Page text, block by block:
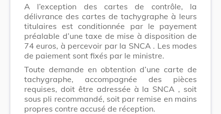
A l’exception des cartes de contrôle, la
délivrance des cartes de tachygraphe à leurs
titulaires est conditionnée par le payement
préalable d’une taxe de mise à disposition de
74 euros, à percevoir par la SNCA . Les modes
de paiement sont fixés par le ministre.
Toute demande en obtention d’une carte de
tachygraphe, accompagnée des pièces
requises, doit être adressée à la SNCA , soit
sous pli recommandé, soit par remise en mains
propres contre accusé de réception.